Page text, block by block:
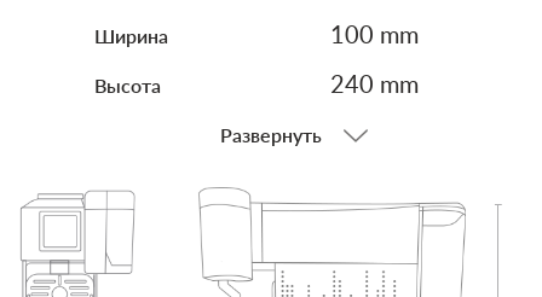
Ширина 100 mm
Высота 240 mm
Развернуть